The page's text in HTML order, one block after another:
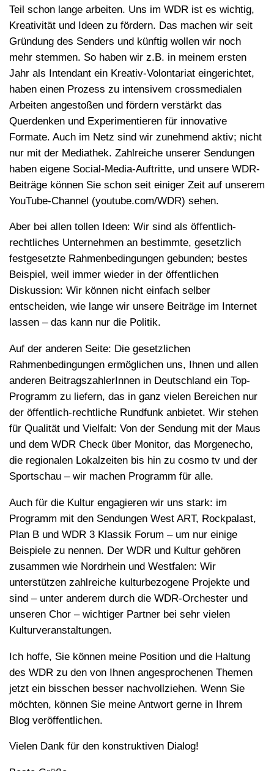
Teil schon lange arbeiten. Uns im WDR ist es wichtig,
Kreativität und Ideen zu fördern. Das machen wir seit
Gründung des Senders und künftig wollen wir noch
mehr stemmen. So haben wir z.B. in meinem ersten
Jahr als Intendant ein Kreativ-Volontariat eingerichtet,
haben einen Prozess zu intensivem crossmedialen
Arbeiten angestoßen und fördern verstärkt das
Querdenken und Experimentieren für innovative
Formate. Auch im Netz sind wir zunehmend aktiv; nicht
nur mit der Mediathek. Zahlreiche unserer Sendungen
haben eigene Social-Media-Auftritte, und unsere WDR-
Beiträge können Sie schon seit einiger Zeit auf unserem
YouTube-Channel (youtube.com/WDR) sehen.
Aber bei allen tollen Ideen: Wir sind als öffentlich-
rechtliches Unternehmen an bestimmte, gesetzlich
festgesetzte Rahmenbedingungen gebunden; bestes
Beispiel, weil immer wieder in der öffentlichen
Diskussion: Wir können nicht einfach selber
entscheiden, wie lange wir unsere Beiträge im Internet
lassen – das kann nur die Politik.
Auf der anderen Seite: Die gesetzlichen
Rahmenbedingungen ermöglichen uns, Ihnen und allen
anderen BeitragszahlerInnen in Deutschland ein Top-
Programm zu liefern, das in ganz vielen Bereichen nur
der öffentlich-rechtliche Rundfunk anbietet. Wir stehen
für Qualität und Vielfalt: Von der Sendung mit der Maus
und dem WDR Check über Monitor, das Morgenecho,
die regionalen Lokalzeiten bis hin zu cosmo tv und der
Sportschau – wir machen Programm für alle.
Auch für die Kultur engagieren wir uns stark: im
Programm mit den Sendungen West ART, Rockpalast,
Plan B und WDR 3 Klassik Forum – um nur einige
Beispiele zu nennen. Der WDR und Kultur gehören
zusammen wie Nordrhein und Westfalen: Wir
unterstützen zahlreiche kulturbezogene Projekte und
sind – unter anderem durch die WDR-Orchester und
unseren Chor – wichtiger Partner bei sehr vielen
Kulturveranstaltungen.
Ich hoffe, Sie können meine Position und die Haltung
des WDR zu den von Ihnen angesprochenen Themen
jetzt ein bisschen besser nachvollziehen. Wenn Sie
möchten, können Sie meine Antwort gerne in Ihrem
Blog veröffentlichen.
Vielen Dank für den konstruktiven Dialog!